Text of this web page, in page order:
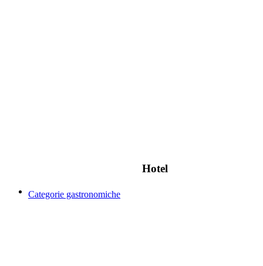
Hotel
Categorie gastronomiche